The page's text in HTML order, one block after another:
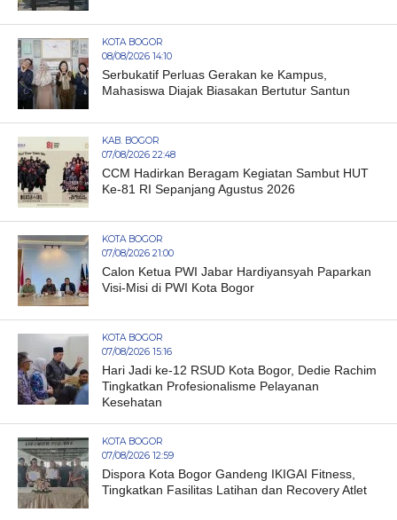
KOTA BOGOR
08/08/2026 14:10
Serbukatif Perluas Gerakan ke Kampus,
Mahasiswa Diajak Biasakan Bertutur Santun
KAB. BOGOR
07/08/2026 22:48
CCM Hadirkan Beragam Kegiatan Sambut HUT
Ke-81 RI Sepanjang Agustus 2026
KOTA BOGOR
07/08/2026 21:00
Calon Ketua PWI Jabar Hardiyansyah Paparkan
Visi-Misi di PWI Kota Bogor
KOTA BOGOR
07/08/2026 15:16
Hari Jadi ke-12 RSUD Kota Bogor, Dedie Rachim
Tingkatkan Profesionalisme Pelayanan
Kesehatan
KOTA BOGOR
07/08/2026 12:59
Dispora Kota Bogor Gandeng IKIGAI Fitness,
Tingkatkan Fasilitas Latihan dan Recovery Atlet